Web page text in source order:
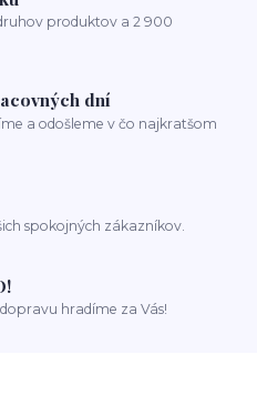
produktov a 2 900
dní
a odošleme v čo najkratšom
spokojných zákazníkov.
hradíme za Vás!